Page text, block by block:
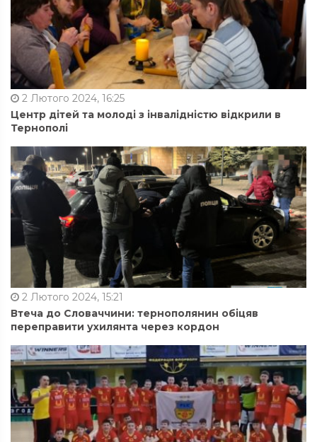
2 Лютого 2024, 16:25
Центр дітей та молоді з інвалідністю відкрили в
Тернополі
2 Лютого 2024, 15:21
Втеча до Словаччини: тернополянин обіцяв
переправити ухилянта через кордон